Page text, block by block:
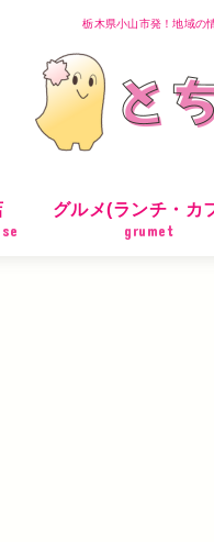
栃木県小山市発！地域の
グルメ(ランチ・カ
grumet